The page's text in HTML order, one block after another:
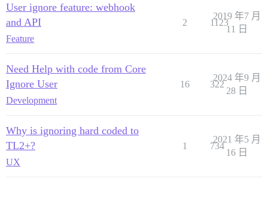
User ignore feature: webhook
and API
Feature
2 1123
2019 年7 月
11 日
Need Help with code from Core
Ignore User
Development
16 322
2024 年9 月
28 日
Why is ignoring hard coded to
TL2+?
UX
1 734
2021 年5 月
16 日